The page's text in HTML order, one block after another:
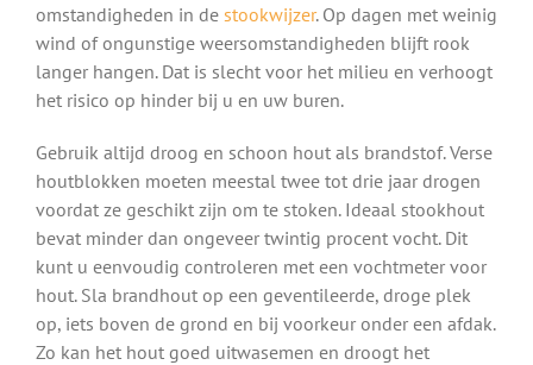
omstandigheden in de stookwijzer. Op dagen met weinig
wind of ongunstige weersomstandigheden blijft rook
langer hangen. Dat is slecht voor het milieu en verhoogt
het risico op hinder bij u en uw buren.
Gebruik altijd droog en schoon hout als brandstof. Verse
houtblokken moeten meestal twee tot drie jaar drogen
voordat ze geschikt zijn om te stoken. Ideaal stookhout
bevat minder dan ongeveer twintig procent vocht. Dit
kunt u eenvoudig controleren met een vochtmeter voor
hout. Sla brandhout op een geventileerde, droge plek
op, iets boven de grond en bij voorkeur onder een afdak.
Zo kan het hout goed uitwasemen en droogt het